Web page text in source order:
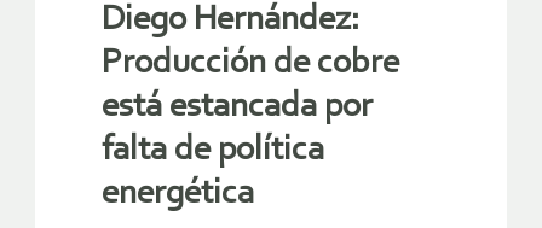
Diego Hernández:
Producción de cobre
está estancada por
falta de política
energética